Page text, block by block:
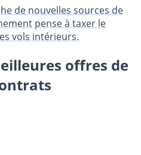
de nouvelles sources de
pense à taxer le
vols intérieurs.
offres de